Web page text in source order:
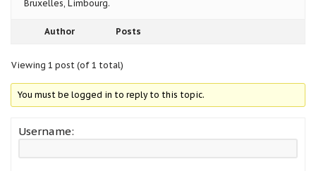
Bruxelles, Limbourg.
Author Posts
Viewing 1 post (of 1 total)
You must be logged in to reply to this topic.
Username: